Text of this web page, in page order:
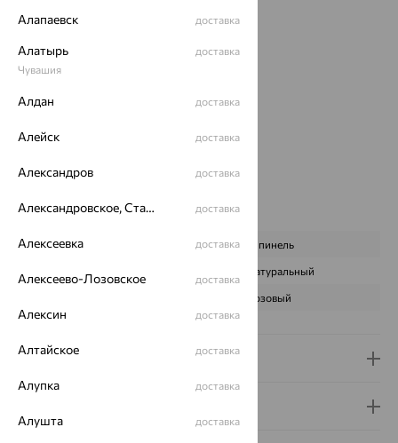
Вид изделия:
Металл:Серебро
Проба:925
Страна происхождения:
Коллекции:
Вес металла:
Характеристика вставки:
ВИД КАМНЯ Шпинель
Натуральный
Розовый
Доставка и оплата
Алапаевск доставка
Алатырь
Чувашия
доставка
Алдан доставка
Алейск доставка
Александров доставка
Александровское, Ставропольский край доставка
Алексеевка доставка
Алексеево-Лозовское доставка
Алексин доставка
Алтайское доставка
Алупка доставка
Алушта доставка